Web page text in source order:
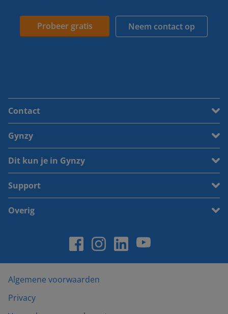
Probeer gratis Neem contact op
Contact
Gynzy
Dit kun je in Gynzy
Support
Overig
Algemene voorwaarden
Privacy